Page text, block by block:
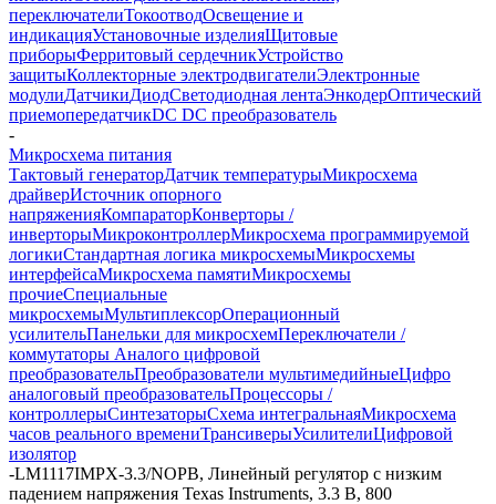
переключателиТокоотводОсвещение и
индикацияУстановочные изделияЩитовые
приборыФерритовый сердечникУстройство
защитыКоллекторные электродвигателиЭлектронные
модулиДатчикиДиодСветодиодная лентаЭнкодерОптический
приемопередатчикDC DC преобразователь
-
Микросхема питания
Тактовый генераторДатчик температурыМикросхема
драйверИсточник опорного
напряженияКомпараторКонверторы /
инверторыМикроконтроллерМикросхема программируемой
логикиСтандартная логика микросхемыМикросхемы
интерфейсаМикросхема памятиМикросхемы
прочиеСпециальные
микросхемыМультиплексорОперационный
усилительПанельки для микросхемПереключатели /
коммутаторы Аналого цифровой
преобразовательПреобразователи мультимедийныеЦифро
аналоговый преобразовательПроцессоры /
контроллерыСинтезаторыСхема интегральнаяМикросхема
часов реального времениТрансиверыУсилителиЦифровой
изолятор
-LM1117IMPX-3.3/NOPB, Линейный регулятор с низким
падением напряжения Texas Instruments, 3.3 В, 800